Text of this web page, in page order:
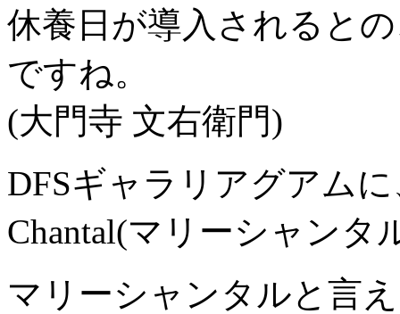
休養日が導入されると
ですね。
(大門寺 文右衛門)
DFSギャラリアグアム
Chantal(マリーシャン
マリーシャンタルと言